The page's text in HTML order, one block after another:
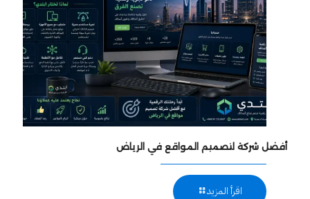
أفضل شركة لتصميم المواقع في الرياض
اقرأ المزيد